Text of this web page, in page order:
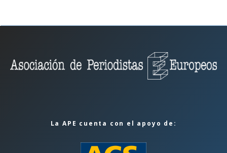
La APE cuenta con el apoyo de: